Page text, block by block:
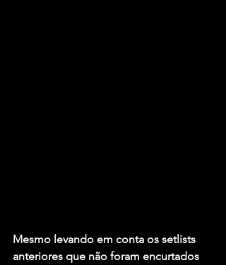
Mesmo levando em conta os setlists
anteriores que não foram encurtados